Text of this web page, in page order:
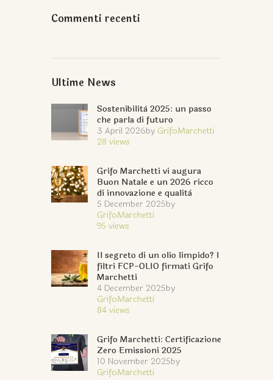
Commenti recenti
Ultime News
Sostenibilità 2025: un passo
che parla di futuro
3 April 2026by GrifoMarchetti
28 views
Grifo Marchetti vi augura
Buon Natale e un 2026 ricco
di innovazione e qualità
5 December 2025by
GrifoMarchetti
95 views
Il segreto di un olio limpido? I
filtri FCP-OLIO firmati Grifo
Marchetti
4 December 2025by
GrifoMarchetti
84views
Grifo Marchetti: Certificazione
Zero Emissioni 2025
10 November 2025by
GrifoMarchetti